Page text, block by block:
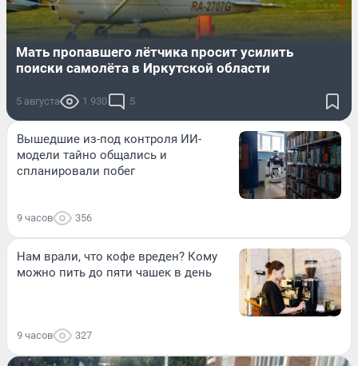
Мать пропавшего лётчика просит усилить
поиски самолёта в Иркутской области
5 августа 1 930 5
Вышедшие из-под контроля ИИ-
модели тайно общались и
спланировали побег
9 часов 356
Нам врали, что кофе вреден? Кому
можно пить до пяти чашек в день
9 часов 327